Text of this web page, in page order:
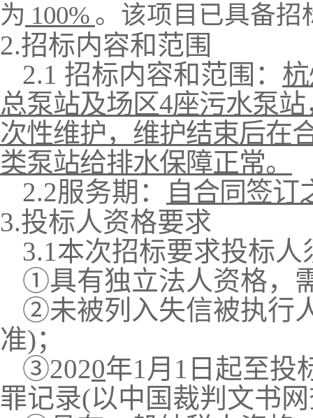
为 100% 。该项目已具备招
2.招标内容和范围
2.1 招标内容和范围 ：
总泵站及场区4座污水泵站
次性维护， 维护结束后在
类泵站给排水保障正常。
2.2服务期：
自合同签订
3.投标人资格要求
3.1本次招标要求投标人
①具有独立法人资格，
②未被列入失信被执行
准)；
③2020年1月1日起至投
罪记录(以中国裁判文书